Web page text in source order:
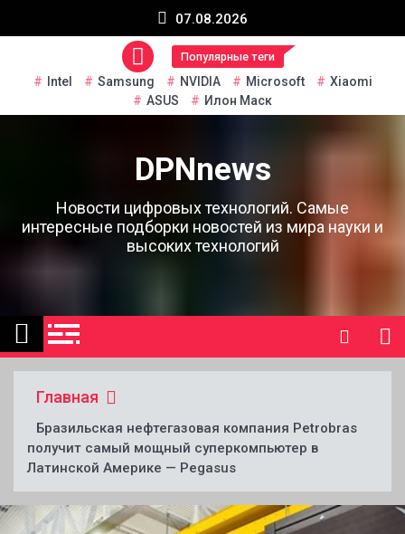
07.08.2026
Популярные теги
Intel Samsung NVIDIA Microsoft
Xiaomi
ASUS
Илон Маск
DPNnews
Новости цифровых технологий. Самые
интересные подборки новостей из мира науки и
высоких технологий
Главная
Бразильская нефтегазовая компания Petrobras
получит самый мощный суперкомпьютер в
Латинской Америке — Pegasus